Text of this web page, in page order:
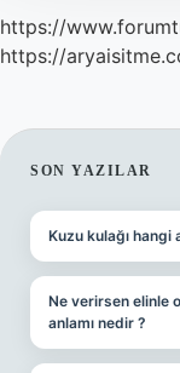
https://
https://
SON YAZILAR
Kuzu kulağı hangi
Ne verirsen elinle
anlamı nedir ?